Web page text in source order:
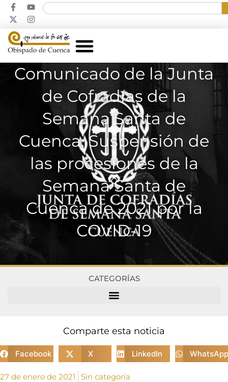
Comunicado de la Junta
de Cofradías de la
Semana Santa de
Cuenca. Suspensión de
las procesiones de la
Semana Santa de
Cuenca de 2021 por la
COVID-19
CATEGORÍAS
Comparte esta noticia
Facebook X LinkedIn WhatsApp
27 de enero de 2021 Sin categoría